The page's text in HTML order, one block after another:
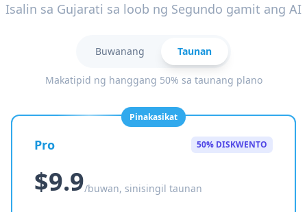
Isalin sa Gujarati sa loob ng Segundo gamit ang AI
Buwanang Taunan
Makatipid ng hanggang 50% sa taunang plano
Pinakasikat
Pro 50% DISKWENTO
$9.9/buwan, sinisingil taunan